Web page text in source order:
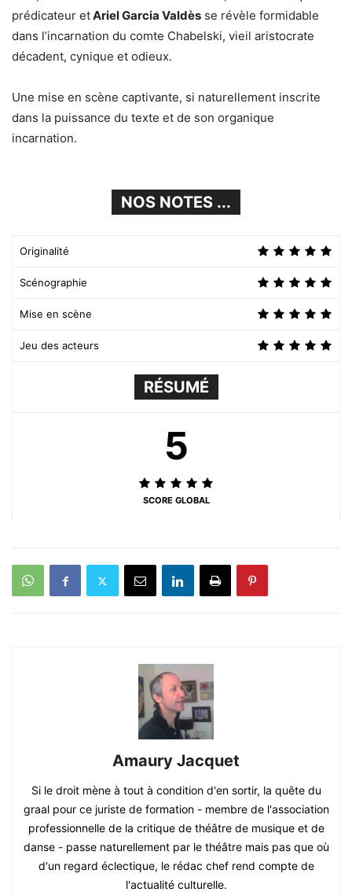
prédicateur etAriel Garcia Valdès se révèle formidable
dans l’incarnation du comte Chabelski, vieil aristocrate
décadent, cynique et odieux.
Une mise en scène captivante, si naturellement inscrite
dans la puissance du texte et de son organique
incarnation.
NOS NOTES ...
Originalité
Scénographie
Mise en scène
Jeu des acteurs
RÉSUMÉ
5
SCORE GLOBAL
Amaury Jacquet
Si le droit mène à tout à condition d'en sortir, la quête du
graal pour ce juriste de formation - membre de l'association
professionnelle de la critique de théâtre de musique et de
danse - passe naturellement par le théâtre mais pas que où
d'un regard éclectique, le rédac chef rend compte de
l'actualité culturelle.